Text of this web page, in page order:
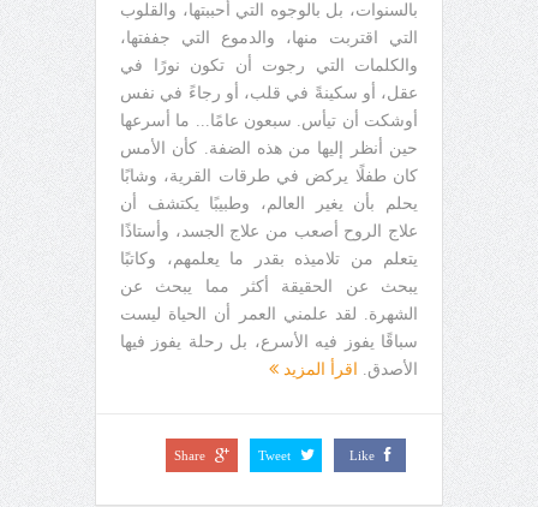
بالسنوات، بل بالوجوه التي أحببتها، والقلوب
التي اقتربت منها، والدموع التي جففتها،
والكلمات التي رجوت أن تكون نورًا في
عقل، أو سكينةً في قلب، أو رجاءً في نفس
أوشكت أن تيأس. سبعون عامًا... ما أسرعها
حين أنظر إليها من هذه الضفة. كأن الأمس
كان طفلًا يركض في طرقات القرية، وشابًا
يحلم بأن يغير العالم، وطبيبًا يكتشف أن
علاج الروح أصعب من علاج الجسد، وأستاذًا
يتعلم من تلاميذه بقدر ما يعلمهم، وكاتبًا
يبحث عن الحقيقة أكثر مما يبحث عن
الشهرة. لقد علمني العمر أن الحياة ليست
سباقًا يفوز فيه الأسرع، بل رحلة يفوز فيها
الأصدق.
اقرأ المزيد
Like
Tweet
Share